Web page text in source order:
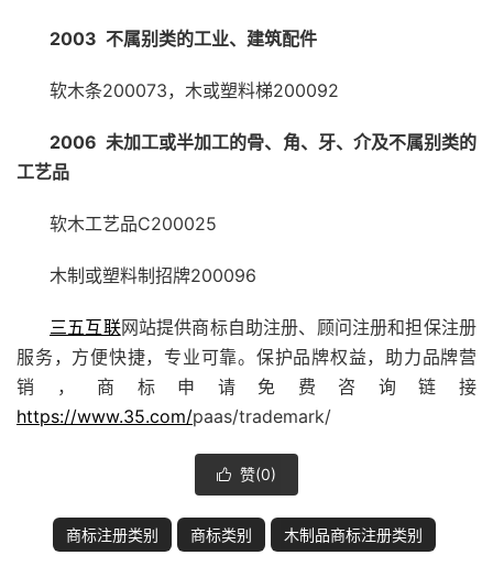
2003 不属别类的工业、建筑配件
软木条200073，木或塑料梯200092
2006 未加工或半加工的骨、角、牙、介及不属别类的
工艺品
软木工艺品C200025
木制或塑料制招牌200096
三五互联网站提供商标自助注册、顾问注册和担保注册
服务，方便快捷，专业可靠。保护品牌权益，助力品牌营
销，商标申请免费咨询链接
https://www.35.com/paas/trademark/
 赞(0)
商标注册类别 商标类别 木制品商标注册类别